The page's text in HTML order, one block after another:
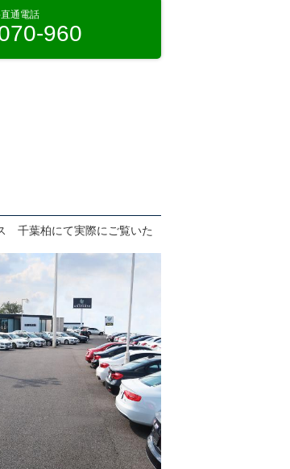
通電話
960
千葉柏にて実際にご覧いた